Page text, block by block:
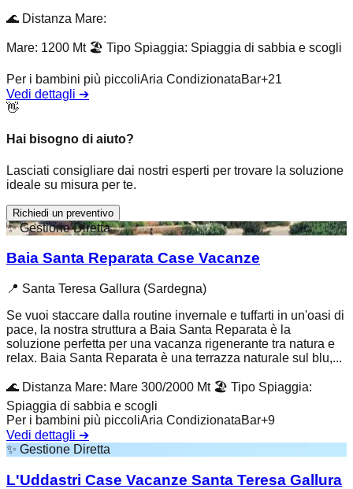
🌊 Distanza Mare:
Mare: 1200 Mt 🏖️ Tipo Spiaggia: Spiaggia di sabbia e scogli
Per i bambini più piccoliAria CondizionataBar+21
Vedi dettagli ➔
👋
Hai bisogno di aiuto?
Lasciati consigliare dai nostri esperti per trovare la soluzione
ideale su misura per te.
Richiedi un preventivo
✨Gestione Diretta
Baia Santa Reparata Case Vacanze
📍 Santa Teresa Gallura (Sardegna)
Se vuoi staccare dalla routine invernale e tuffarti in un'oasi di
pace, la nostra struttura a Baia Santa Reparata è la
soluzione perfetta per una vacanza rigenerante tra natura e
relax. Baia Santa Reparata è una terrazza naturale sul blu,...
🌊 Distanza Mare: Mare 300/2000 Mt 🏖️ Tipo Spiaggia:
Spiaggia di sabbia e scogli
Per i bambini più piccoliAria CondizionataBar+9
Vedi dettagli ➔
✨ Gestione Diretta
L'Uddastri Case Vacanze Santa Teresa Gallura